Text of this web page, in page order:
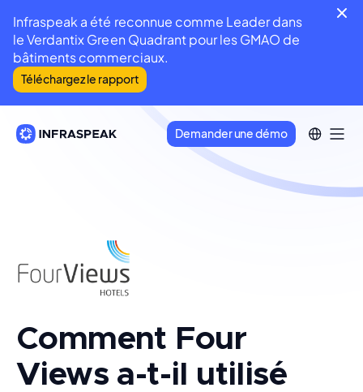
Infraspeak a été reconnue comme Leader dans
le Verdantix Green Quadrant pour les GMAO de
bâtiments commerciaux.
Téléchargez le rapport
Demander une démo
Comment Four
Views a-t-il utilisé